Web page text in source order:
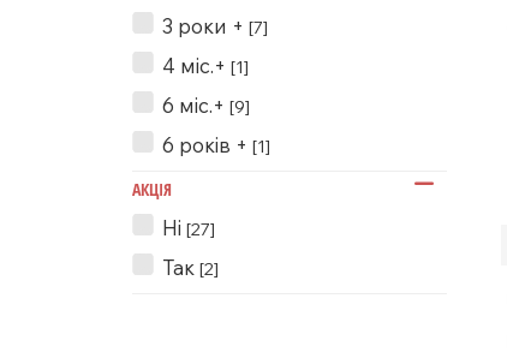
3 роки + [7]
4 міс.+ [1]
6 міс.+ [9]
6 років + [1]
АКЦІЯ
Ні [27]
Так [2]